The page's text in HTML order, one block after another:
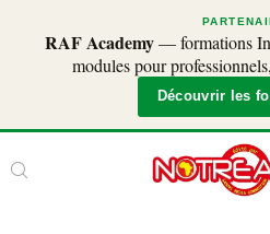
RAF Academy— formations
modules pour
Découvrir les